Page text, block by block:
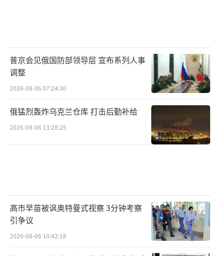
大利益的事件中，俄罗斯应该有清醒的认识。
中俄关系有着扎实的基础，更有着强大的共同
利益，用普京的话说，现在俄中关系已经
美俄呢？从叶利钦到普京到梅德韦杰夫再
普京会见俄国防部领导层 宣布系列人事
调整
2026-08-06 07:24:30
俄猛烈轰炸乌克兰仓库 打击后勤补给
2026-08-06 13:28:25
高市早苗被讽奥特曼式视察 3分钟考察
引争议
2026-08-06 10:42:18